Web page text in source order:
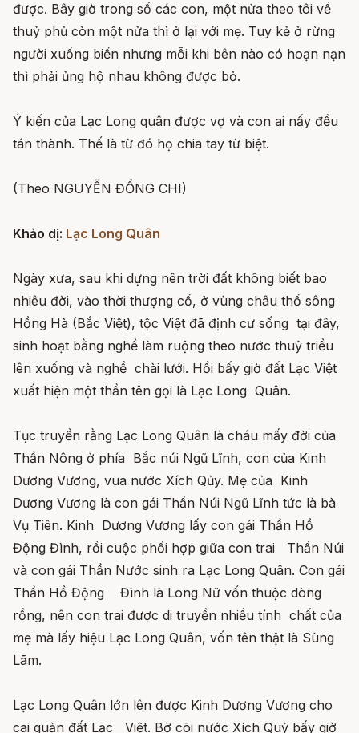
được. Bây giờ trong số các con, một nửa theo tôi về
thuỷ phủ còn một nửa thì ở lại với mẹ. Tuy kẻ ở rừng
người xuống biển nhưng mỗi khi bên nào có hoạn nạn
thì phải ủng hộ nhau không được bỏ.
Ý kiến của Lạc Long quân được vợ và con ai nấy đều
tán thành. Thế là từ đó họ chia tay từ biệt.
(Theo NGUYỄN ĐỔNG CHI)
Khảo dị: Lạc Long Quân
Ngày xưa, sau khi dựng nên trời đất không biết bao
nhiêu đời, vào thời thượng cổ, ở vùng châu thổ sông
Hồng Hà (Bắc Việt), tộc Việt đã định cư sống tại đây,
sinh hoạt bằng nghề làm ruộng theo nước thuỷ triều
lên xuống và nghề chài lưới. Hồi bấy giờ đất Lạc Việt
xuất hiện một thần tên gọi là Lạc Long Quân.
Tục truyền rằng Lạc Long Quân là cháu mấy đời của
Thần Nông ở phía Bắc núi Ngũ Lĩnh, con của Kinh
Dương Vương, vua nước Xích Qủy. Mẹ của Kinh
Dương Vương là con gái Thần Núi Ngũ Lĩnh tức là bà
Vụ Tiên. Kinh Dương Vương lấy con gái Thần Hồ
Động Đình, rồi cuộc phối hợp giữa con trai Thần Núi
và con gái Thần Nước sinh ra Lạc Long Quân. Con gái
Thần Hồ Động Đình là Long Nữ vốn thuộc dòng
rồng, nên con trai được di truyền nhiều tính chất của
mẹ mà lấy hiệu Lạc Long Quân, vốn tên thật là Sùng
Lãm.
Lạc Long Quân lớn lên được Kinh Dương Vương cho
cai quản đất Lạc Việt. Bờ cõi nước Xích Quỷ bấy giờ